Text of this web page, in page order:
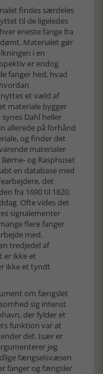
findes særdeles
til de ligeledes
eneste fange fra
Materialet gør
i en
er endog
fanger hed, hvad
et væld af
materiale bygger
Dahl heller
allerede på forhånd
og finder det
materialer
og Rasphuset
en database med
det
fra 1690 til 1820.
Ofte vides det
signalementer
flere fanger
med.
tredjedel af
er ikke et
ikke et tyndt
om fængslet
sig intenst
der fylder et
funktion var at
det. Især er
jeg
fængselsvæsen
fanger og fængsler